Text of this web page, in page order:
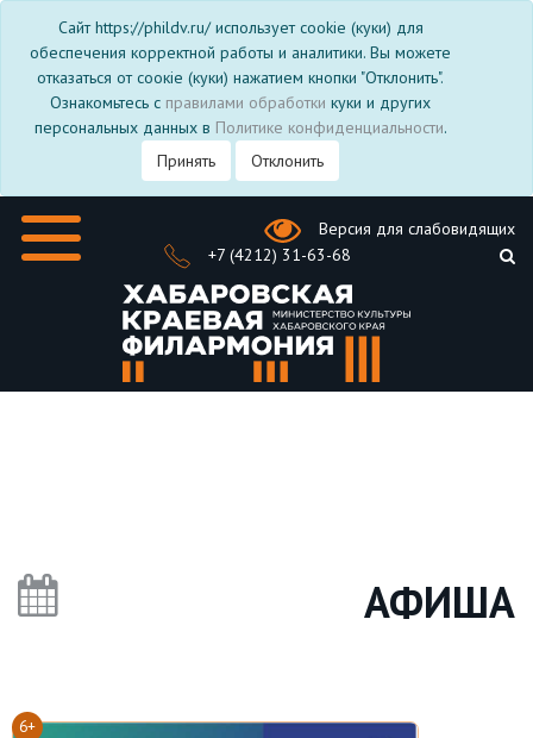
Сайт https://phildv.ru/ использует cookie (куки) для
обеспечения корректной работы и аналитики. Вы можете
отказаться от соокіе (куки) нажатием кнопки "Отклонить".
Ознакомьтесь с правилами обработки куки и других
персональных данных в Политике конфиденциальности.
Принять
Отклонить
Версия для слабовидящих
+7 (4212) 31-63-68
АФИША
6+